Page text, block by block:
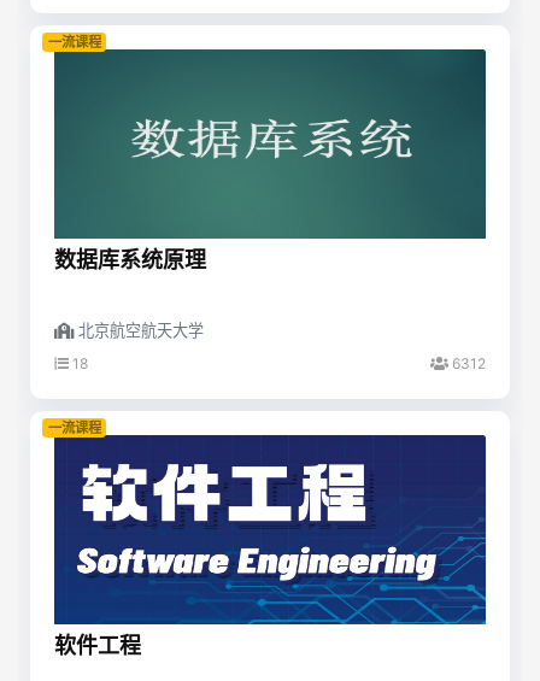
一流课程
数据库系统原理
北京航空航天大学
18 6312
一流课程
软件工程